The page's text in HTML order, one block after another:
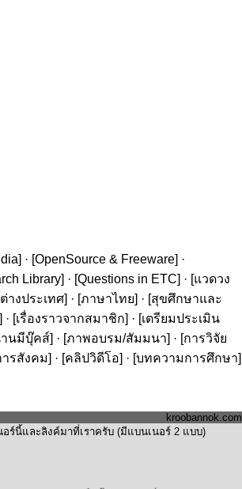
] · [OpenSource & Freeware] ·
Library] · [Questions in ETC] · [แวดวง
างประเทศ] · [ภาษาไทย] · [สุขศึกษาและ
] · [เรื่องราวจากสมาชิก] · [เตรียมประเมิน
านมีบุ๊คส์] · [ภาพอบรม/สัมมนา] · [การวิจัย
รสังคม] · [คลิปวิดีโอ] · [บทความการศึกษา]
kroobannok.com
ร์นี้และลิงค์มาที่เราครับ (มีแบนเนอร์ 2 แบบ)